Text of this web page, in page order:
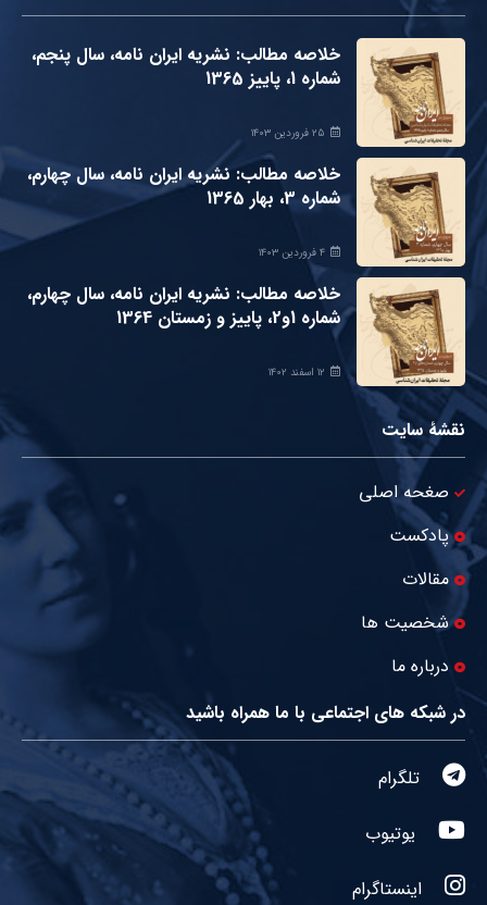
خلاصه مطالب: نشریه ایران نامه، سال پنجم،
شماره 1، پاییز 1365
۲۵ فروردین ۱۴۰۳
خلاصه مطالب: نشریه ایران نامه، سال چهارم،
شماره 3، بهار 1365
۴ فروردین ۱۴۰۳
خلاصه مطالب: نشریه ایران نامه، سال چهارم،
شماره 1و2، پاییز و زمستان 1364
۱۲ اسفند ۱۴۰۲
نقشۀ سایت
صغحه اصلی
پادکست
مقالات
شخصیت ها
درباره ما
در شبکه های اجتماعی با ما همراه باشید
تلگرام
یوتیوب
اینستاگرام